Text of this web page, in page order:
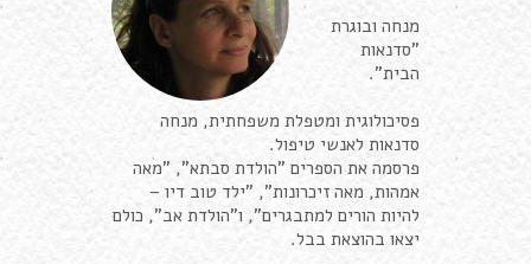
מנחה ובוגרת
"סדנאות
הבית".
פסיכולוגית ומטפלת משפחתית, מנחה
סדנאות לאנשי טיפול.
פרסמה את הספרים "הולדת סבתא", "מאה
אמהות, מאה זיכרונות", "ילד טוב דיו –
להיות הורים למתבגרים", ו"הולדת אב", כולם
יצאו בהוצאת בבל.